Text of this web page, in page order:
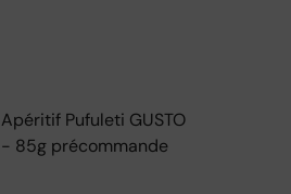
Apéritif Pufuleti GUSTO
- 85g précommande